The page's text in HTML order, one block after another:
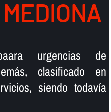
urgencias de
clasificado en
siendo todaví­a